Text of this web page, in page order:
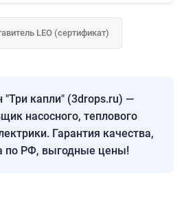
LEO (сертификат)
"Три капли" (3drops.ru) —
насосного, теплового
Гарантия качества,
по РФ, выгодные цены!